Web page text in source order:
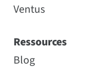
Ventus
Ressources
Blog